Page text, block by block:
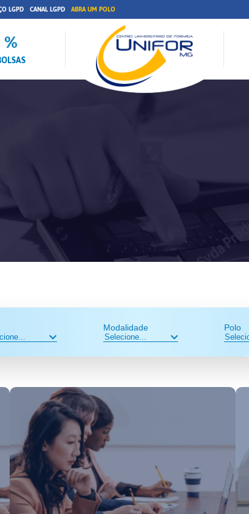
LGPD CANAL LGPD ABRA UM POLO
Modalidade Polo